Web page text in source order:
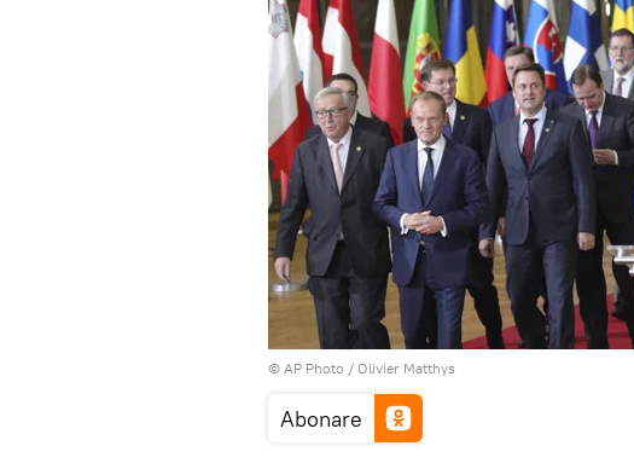
© AP Photo / Olivier Matthys
Abonare